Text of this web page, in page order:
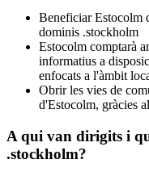
Beneficiar Estocolm
dominis .stockholm
Estocolm comptarà
informatius a
enfocats a l'àmbit
Obrir les vies de
d'Estocolm, gràcies
A qui van dirigits i
.stockholm?